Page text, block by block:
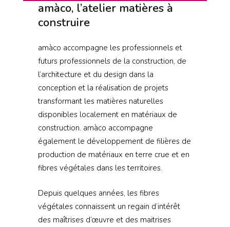
amàco, l’atelier matières à
construire
amàco accompagne les professionnels et
futurs professionnels de la construction, de
l’architecture et du design dans la
conception et la réalisation de projets
transformant les matières naturelles
disponibles localement en matériaux de
construction. amàco accompagne
également le développement de filières de
production de matériaux en terre crue et en
fibres végétales dans les territoires.
Depuis quelques années, les fibres
végétales connaissent un regain d’intérêt
des maîtrises d’œuvre et des maitrises